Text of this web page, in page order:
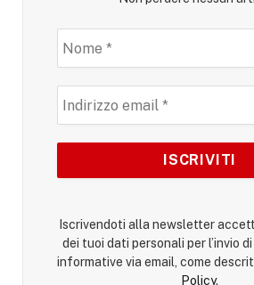
Iscrivendoti alla newsletter
dei tuoi dati personali per l’invio
informative via email, come
Policy.